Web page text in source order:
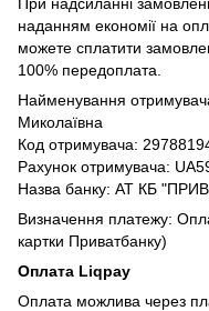
наданням економії на
можете сплатити
100% передоплата.
Найменування
Миколаївна
Код отримувача:
Рахунок отримувача:
Назва банку: АТ КБ
Визначення платежу:
картки Приватбанку)
Оплата Liqpay
Оплата можлива через